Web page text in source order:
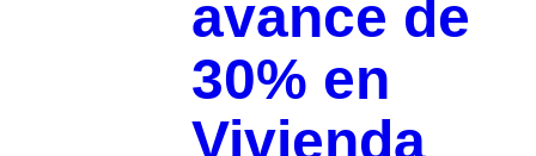
avance de
30% en
Vivienda